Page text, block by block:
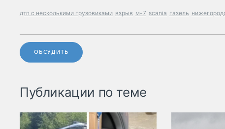
дтп с несколькими грузовиками взрыв м-7 scania газель
ОБСУДИТЬ
Публикации по теме